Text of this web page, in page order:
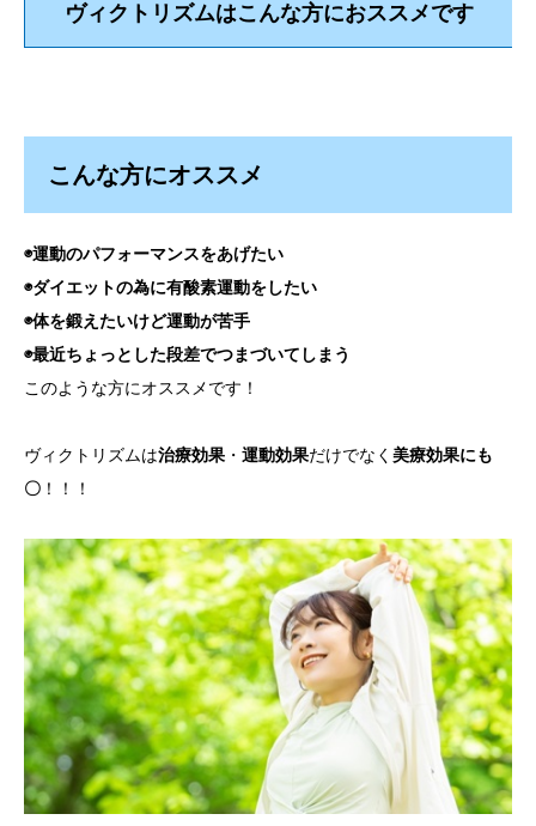
ヴィクトリズムはこんな方におススメです
こんな方にオススメ
◉運動のパフォーマンスをあげたい
◉ダイエットの為に有酸素運動をしたい
◉体を鍛えたいけど運動が苦手
◉最近ちょっとした段差でつまづいてしまう
このような方にオススメです！
ヴィクトリズムは治療効果 ・ 運動効果だけでなく 美療効果にも
〇 ！！！